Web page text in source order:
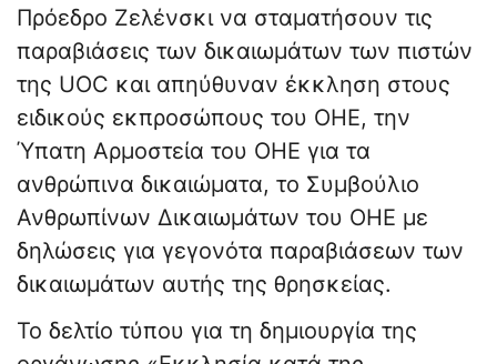
Πρόεδρο Ζελένσκι να σταματήσουν τις
παραβιάσεις των δικαιωμάτων των πιστών
της UOC και απηύθυναν έκκληση στους
ειδικούς εκπροσώπους του ΟΗΕ, την
Ύπατη Αρμοστεία του ΟΗΕ για τα
ανθρώπινα δικαιώματα, το Συμβούλιο
Ανθρωπίνων Δικαιωμάτων του ΟΗΕ με
δηλώσεις για γεγονότα παραβιάσεων των
δικαιωμάτων αυτής της θρησκείας.
Το δελτίο τύπου για τη δημιουργία της